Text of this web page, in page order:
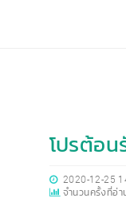
โปรต้อ
2020-12-25
จำนวนครั้งที่อ่า